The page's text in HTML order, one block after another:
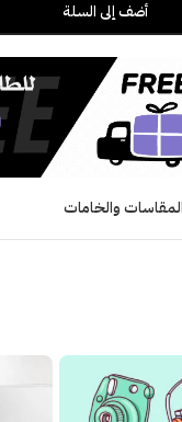
أضف إلى السلة
المقاسات والخامات